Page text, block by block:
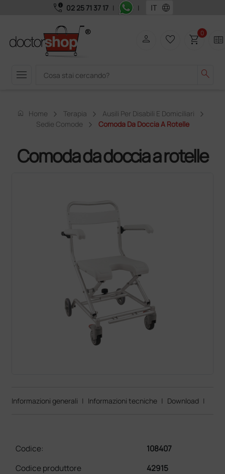
call_quality 02 25 71 37 17 | | language
menu search
person favorite_border shopping_cart0 two_pager
home Home Terapia
Ausili Per Disabili E Domiciliari
Sedie Comode
Comoda Da Doccia A Rotelle
Comoda da doccia a rotelle
Informazioni generali | Informazioni tecniche | Download |
Codice:
108407
Codice produttore
42915